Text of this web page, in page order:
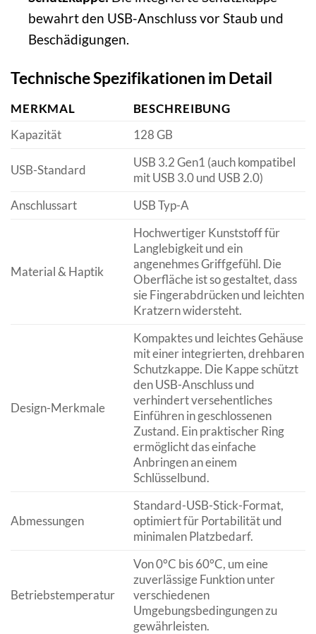
bewahrt den USB-Anschluss vor Staub und
Beschädigungen.
Technische Spezifikationen im Detail
MERKMAL
BESCHREIBUNG
Kapazität
128 GB
USB-Standard
USB 3.2 Gen1 (auch kompatibel
mit USB 3.0 und USB 2.0)
Anschlussart
USB Typ-A
Material & Haptik
Hochwertiger Kunststoff für
Langlebigkeit und ein
angenehmes Griffgefühl. Die
Oberfläche ist so gestaltet, dass
sie Fingerabdrücken und leichten
Kratzern widersteht.
Design-Merkmale
Kompaktes und leichtes Gehäuse
mit einer integrierten, drehbaren
Schutzkappe. Die Kappe schützt
den USB-Anschluss und
verhindert versehentliches
Einführen in geschlossenen
Zustand. Ein praktischer Ring
ermöglicht das einfache
Anbringen an einem
Schlüsselbund.
Abmessungen
Standard-USB-Stick-Format,
optimiert für Portabilität und
minimalen Platzbedarf.
Betriebstemperatur
Von 0°C bis 60°C, um eine
zuverlässige Funktion unter
verschiedenen
Umgebungsbedingungen zu
gewährleisten.